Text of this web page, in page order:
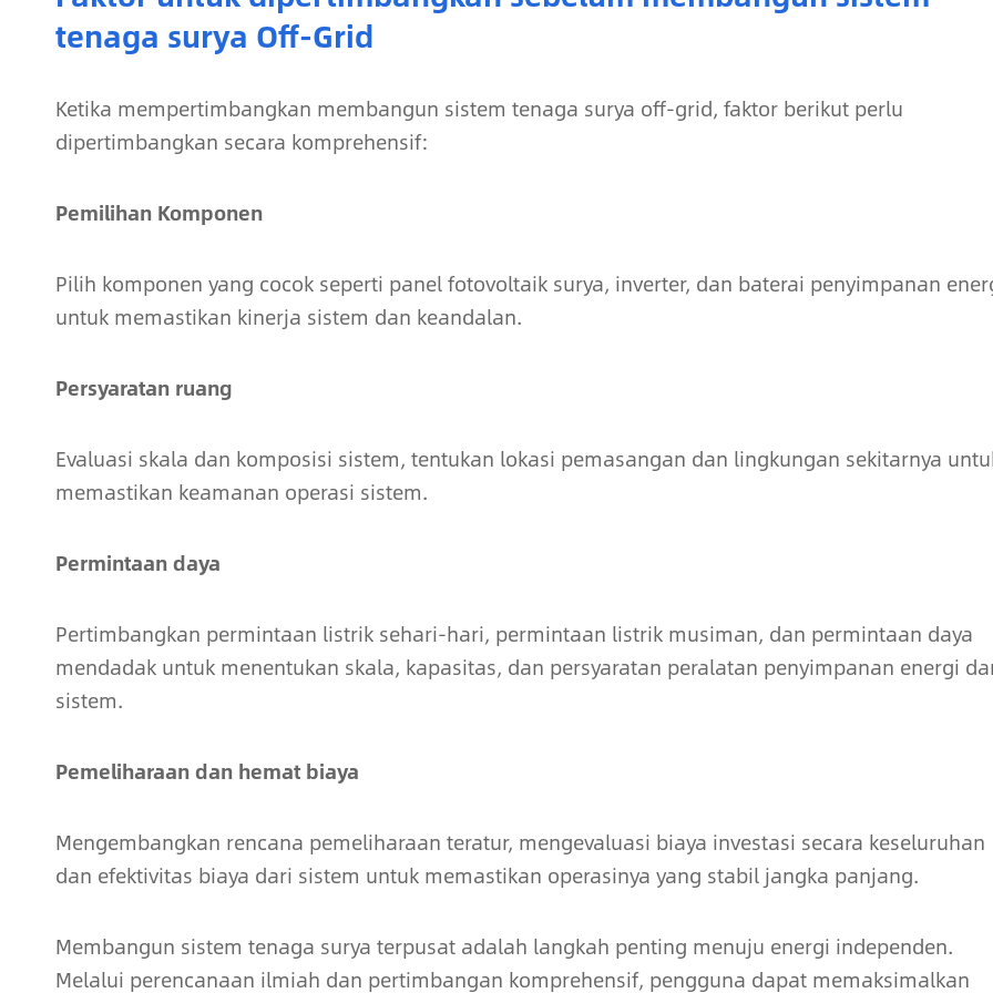
tenaga surya Off-Grid
Ketika mempertimbangkan membangun sistem tenaga surya off-grid, faktor berikut perlu
dipertimbangkan secara komprehensif:
Pemilihan Komponen
Pilih komponen yang cocok seperti panel fotovoltaik surya, inverter, dan baterai penyimpanan
untuk memastikan kinerja sistem dan keandalan.
Persyaratan ruang
Evaluasi skala dan komposisi sistem, tentukan lokasi pemasangan dan lingkungan sekitarnya
memastikan keamanan operasi sistem.
Permintaan daya
Pertimbangkan permintaan listrik sehari-hari, permintaan listrik musiman, dan permintaan daya
mendadak untuk menentukan skala, kapasitas, dan persyaratan peralatan penyimpanan energi
sistem.
Pemeliharaan dan hemat biaya
Mengembangkan rencana pemeliharaan teratur, mengevaluasi biaya investasi secara keseluruhan
dan efektivitas biaya dari sistem untuk memastikan operasinya yang stabil jangka panjang.
Membangun sistem tenaga surya terpusat adalah langkah penting menuju energi independen.
Melalui perencanaan ilmiah dan pertimbangan komprehensif, pengguna dapat memaksimalkan